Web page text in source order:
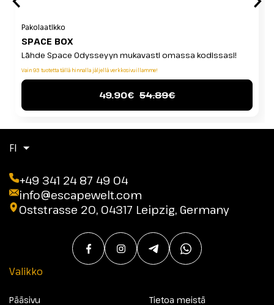
Pakolaatikko
SPACE BOX
Lähde Space Odysseyyn mukavasti omassa kodissasi!
Vain 93 tuotetta tällä hinnalla jäljellä verkkosivuillamme!
49.90€ 54.89€
FI
+49 341 24 87 49 04
info@escapewelt.com
Oststrasse 20, 04317 Leipzig, Germany
Valikko
Pääsivu Tietoa meistä